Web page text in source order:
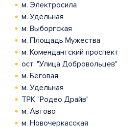
м. Электросила
м. Удельная
м. Выборгская
м. Площадь Мужества
м. Комендантский проспект
ост. "Улица Добровольцев"
м. Беговая
м. Удельная
ТРК "Родео Драйв"
м. Автово
м. Новочеркасская